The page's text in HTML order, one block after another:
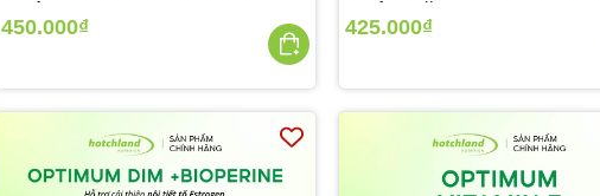
450.000₫ 425.000₫